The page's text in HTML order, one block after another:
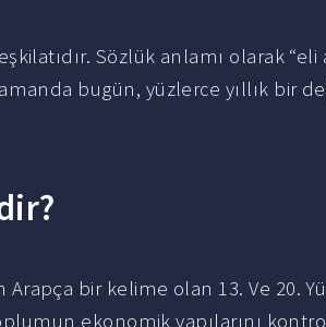
Sözlük anlamı olarak “eli
bugün, yüzlerce yıllık bir
bir kelime olan 13. Ve 20.
ekonomik yapılarını